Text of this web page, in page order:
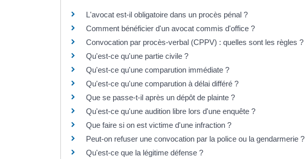
L'avocat est-il obligatoire dans un procès pénal ?
Comment bénéficier d'un avocat commis d'office ?
Convocation par procès-verbal (CPPV) : quelles sont les règles ?
Qu'est-ce qu'une partie civile ?
Qu'est-ce qu'une comparution immédiate ?
Qu'est-ce qu'une comparution à délai différé ?
Que se passe-t-il après un dépôt de plainte ?
Qu'est-ce qu'une audition libre lors d'une enquête ?
Que faire si on est victime d'une infraction ?
Peut-on refuser une convocation par la police ou la gendarmerie ?
Qu'est-ce que la légitime défense ?